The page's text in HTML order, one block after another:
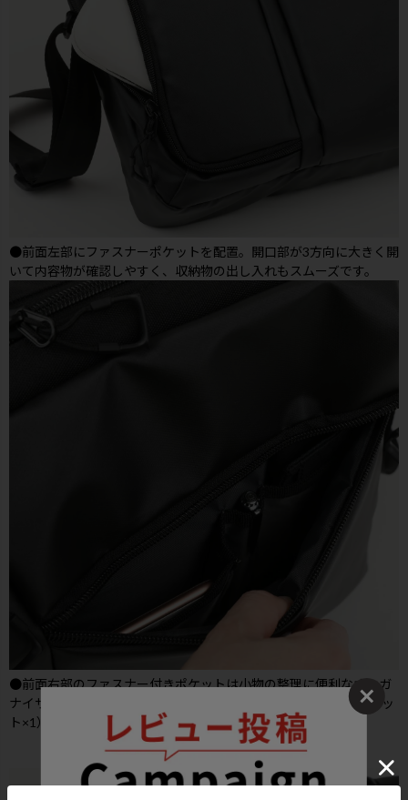
●前面左部にファスナーポケットを配置。開口部が3方向に大きく開
いて内容物が確認しやすく、収納物の出し入れもスムーズです。
●前面右部のファスナー付きポケットは小物の整理に便利なオーガ
ナイザー付き（マチ付きポケット×1・ペン差し×1・オープンポケッ
ト×1）で使い勝手の良い仕様となっております。